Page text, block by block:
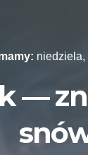
niedziela,
—